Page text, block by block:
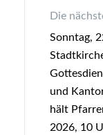
Die
Sonntag,
und
hält
2026, 10